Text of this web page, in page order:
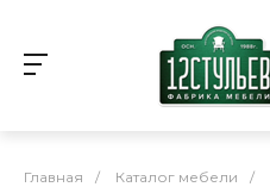
Главная / Каталог мебели /